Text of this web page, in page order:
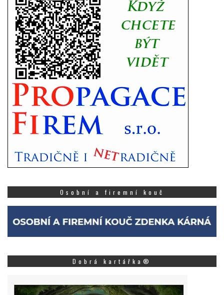
Osobní a firemní kouč
Dobrá kartářka®